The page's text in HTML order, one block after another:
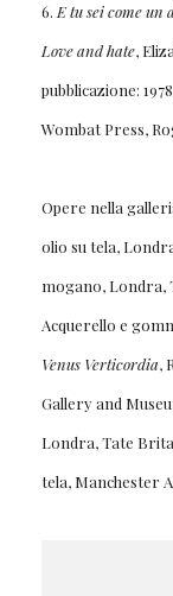
6.E tu sei come
Love and hate,
pubblicazione:
Wombat Press,
Opere nella
olio su tela,
mogano, Londra,
Acquerello e
Venus Verticordia,
Gallery and
Londra, Tate
tela, Manchester